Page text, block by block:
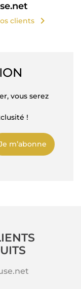
clients chevron_right
vous serez
!
m’abonne